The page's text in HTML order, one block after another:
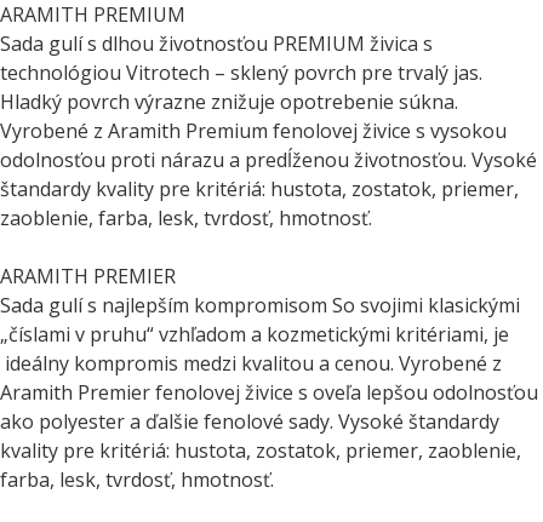
ARAMITH PREMIUM
Sada gulí s dlhou životnosťou PREMIUM živica s
technológiou Vitrotech – sklený povrch pre trvalý jas.
Hladký povrch výrazne znižuje opotrebenie súkna.
Vyrobené z Aramith Premium fenolovej živice s vysokou
odolnosťou proti nárazu a predĺženou životnosťou. Vysoké
štandardy kvality pre kritériá: hustota, zostatok, priemer,
zaoblenie, farba, lesk, tvrdosť, hmotnosť.
ARAMITH PREMIER
Sada gulí s najlepším kompromisom So svojimi klasickými
„číslami v pruhu“ vzhľadom a kozmetickými kritériami, je
ideálny kompromis medzi kvalitou a cenou. Vyrobené z
Aramith Premier fenolovej živice s oveľa lepšou odolnosťou
ako polyester a ďalšie fenolové sady. Vysoké štandardy
kvality pre kritériá: hustota, zostatok, priemer, zaoblenie,
farba, lesk, tvrdosť, hmotnosť.